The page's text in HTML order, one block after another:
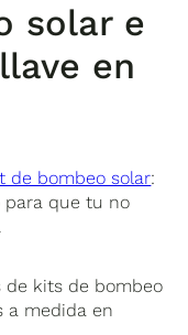
solar e
en
de bombeo solar:
para que tu no
de kits de bombeo
a medida en